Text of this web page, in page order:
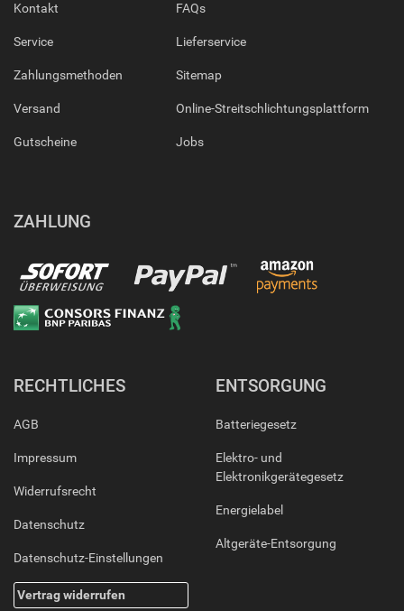
Kontakt
Service
Zahlungsmethoden
Versand
Gutscheine
FAQs
Lieferservice
Sitemap
Online-Streitschlichtungsplattform
Jobs
ZAHLUNG
RECHTLICHES
AGB
Impressum
Widerrufsrecht
Datenschutz
Datenschutz-Einstellungen
Vertrag widerrufen
ENTSORGUNG
Batteriegesetz
Elektro- und
Elektronikgerätegesetz
Energielabel
Altgeräte-Entsorgung